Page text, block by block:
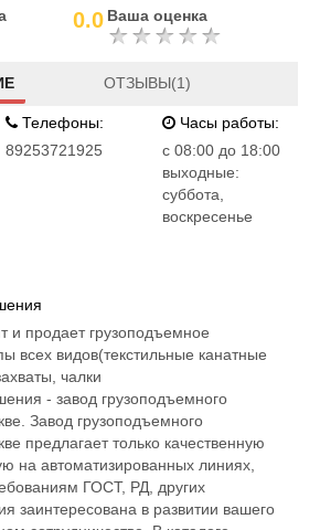
0.0 Ваша оценка
ОТЗЫВЫ(1)
Телефоны:
89253721925
Часы работы:
c 08:00 до 18:00
выходные:
суббота,
воскресенье
и продает грузоподъемное
всех видов(текстильные канатные
чалки
- завод грузоподъемного
Завод грузоподъемного
предлагает только качественную
на автоматизированных линиях,
ГОСТ, РД, других
заинтересована в развитии вашего